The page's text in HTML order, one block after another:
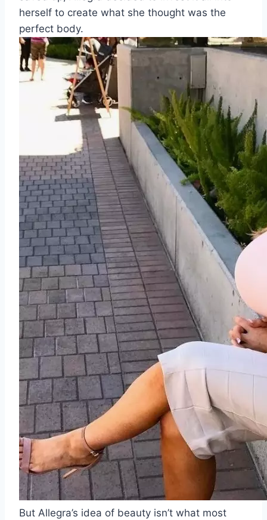
herself to create what she thought was the
perfect body.
But Allegra’s idea of beauty isn’t what most